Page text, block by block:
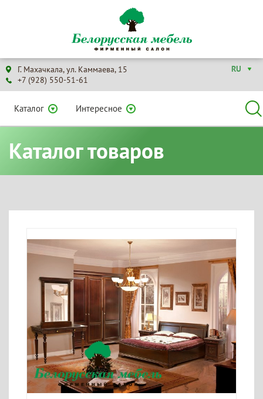
Г. Махачкала, ул. Каммаева, 15
+7 (928) 550-51-61
RU
Каталог Интересное
Каталог товаров